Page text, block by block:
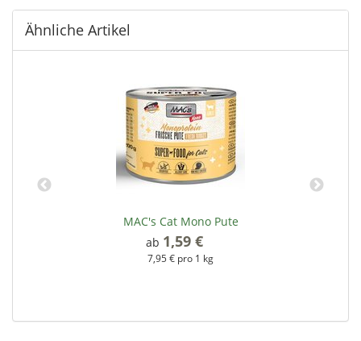
Ähnliche Artikel
MAC's Cat Mono Pute
ab 1,59 €
7,95 € pro 1 kg